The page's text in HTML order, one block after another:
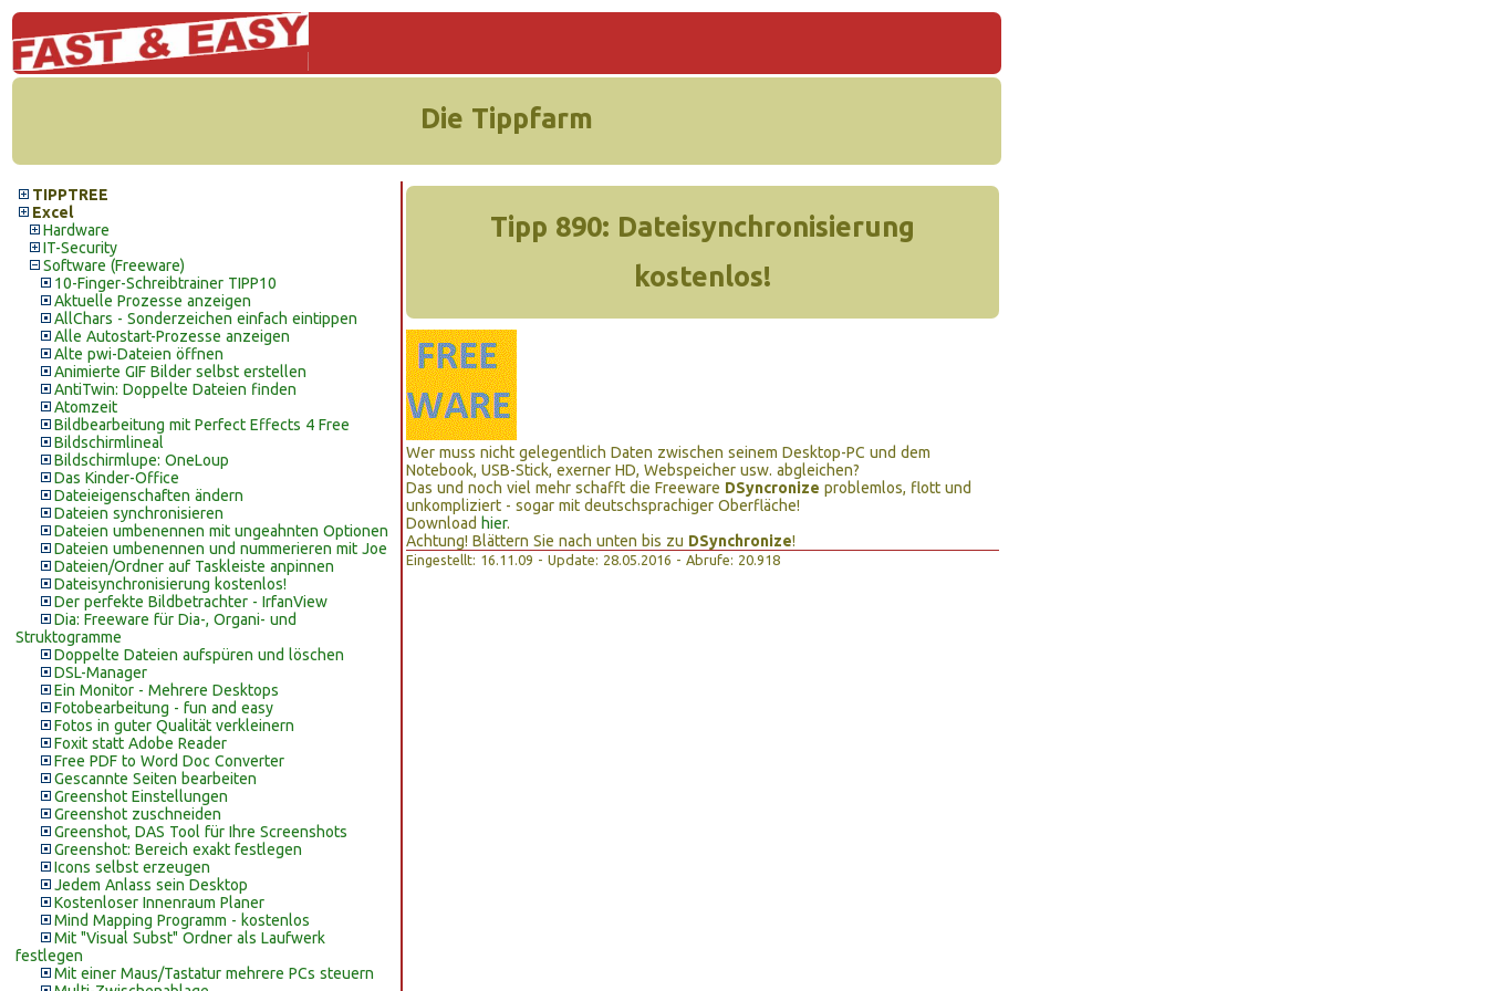
Die Tippfarm
TIPPTREE
Excel
Hardware
IT-Security
Software (Freeware)
10-Finger-Schreibtrainer TIPP10
Aktuelle Prozesse anzeigen
AllChars - Sonderzeichen einfach eintippen
Alle Autostart-Prozesse anzeigen
Alte pwi-Dateien öffnen
Animierte GIF Bilder selbst erstellen
AntiTwin: Doppelte Dateien finden
Atomzeit
Bildbearbeitung mit Perfect Effects 4 Free
Bildschirmlineal
Bildschirmlupe: OneLoup
Das Kinder-Office
Dateieigenschaften ändern
Dateien synchronisieren
Dateien umbenennen mit ungeahnten Optionen
Dateien umbenennen und nummerieren mit Joe
Dateien/Ordner auf Taskleiste anpinnen
Dateisynchronisierung kostenlos!
Der perfekte Bildbetrachter - IrfanView
Dia: Freeware für Dia-, Organi- und
Struktogramme
Doppelte Dateien aufspüren und löschen
DSL-Manager
Ein Monitor - Mehrere Desktops
Fotobearbeitung - fun and easy
Fotos in guter Qualität verkleinern
Foxit statt Adobe Reader
Free PDF to Word Doc Converter
Gescannte Seiten bearbeiten
Greenshot Einstellungen
Greenshot zuschneiden
Greenshot, DAS Tool für Ihre Screenshots
Greenshot: Bereich exakt festlegen
Icons selbst erzeugen
Jedem Anlass sein Desktop
Kostenloser Innenraum Planer
Mind Mapping Programm - kostenlos
Mit "Visual Subst" Ordner als Laufwerk
festlegen
Mit einer Maus/Tastatur mehrere PCs steuern
Tipp 890: Dateisynchronisierung
kostenlos!
Wer muss nicht gelegentlich Daten zwischen seinem Desktop-PC und dem
Notebook, USB-Stick, exerner HD, Webspeicher usw. abgleichen?
Das und noch viel mehr schafft die Freeware DSyncronize problemlos, flott und
unkompliziert - sogar mit deutschsprachiger Oberfläche!
Download hier.
Achtung! Blättern Sie nach unten bis zu DSynchronize!
Eingestellt: 16.11.09 - Update: 28.05.2016 - Abrufe: 20.918